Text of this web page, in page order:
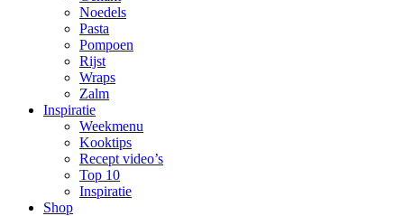
Noedels
Pasta
Pompoen
Rijst
Wraps
Zalm
Inspiratie
Weekmenu
Kooktips
Recept video’s
Top 10
Inspiratie
Shop